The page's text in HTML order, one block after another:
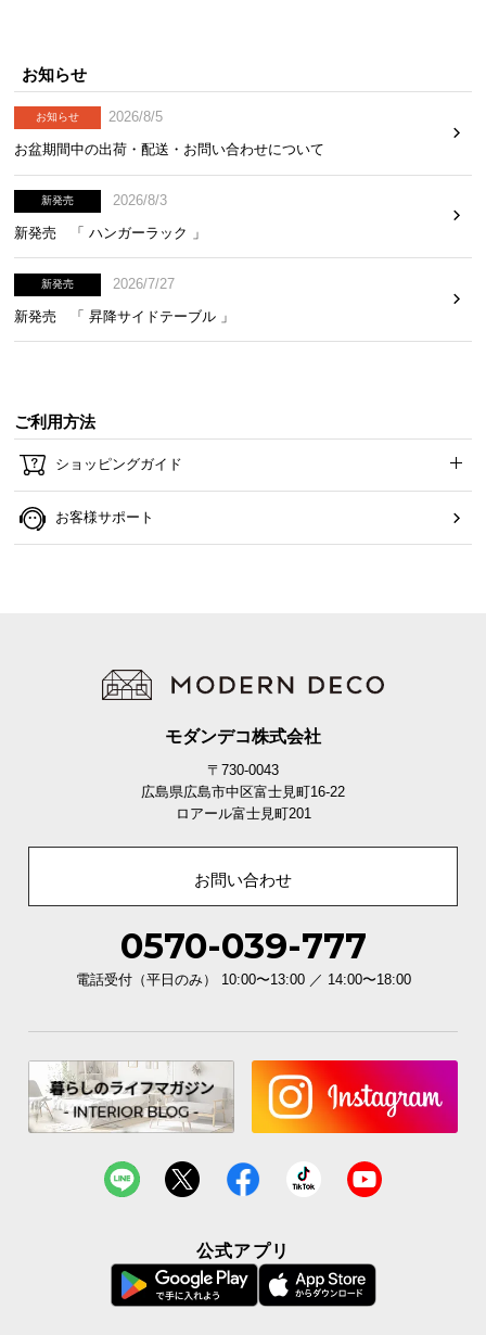
お知らせ
お知らせ
2026/8/5
お盆期間中の出荷・配送・お問い合わせについて
新発売
2026/8/3
新発売 「 ハンガーラック 」
新発売
2026/7/27
新発売 「 昇降サイドテーブル 」
ご利用方法
ショッピングガイド
お客様サポート
モダンデコ株式会社
〒730-0043
広島県広島市中区富士見町16-22
ロアール富士見町201
お問い合わせ
0570-039-777
電話受付（平日のみ） 10:00〜13:00 ／ 14:00〜18:00
公式アプリ